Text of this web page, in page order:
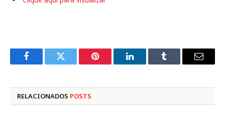
FacebookTwitter Pinterest LinkedInTumblr
E-
RELACIONADOS POSTS